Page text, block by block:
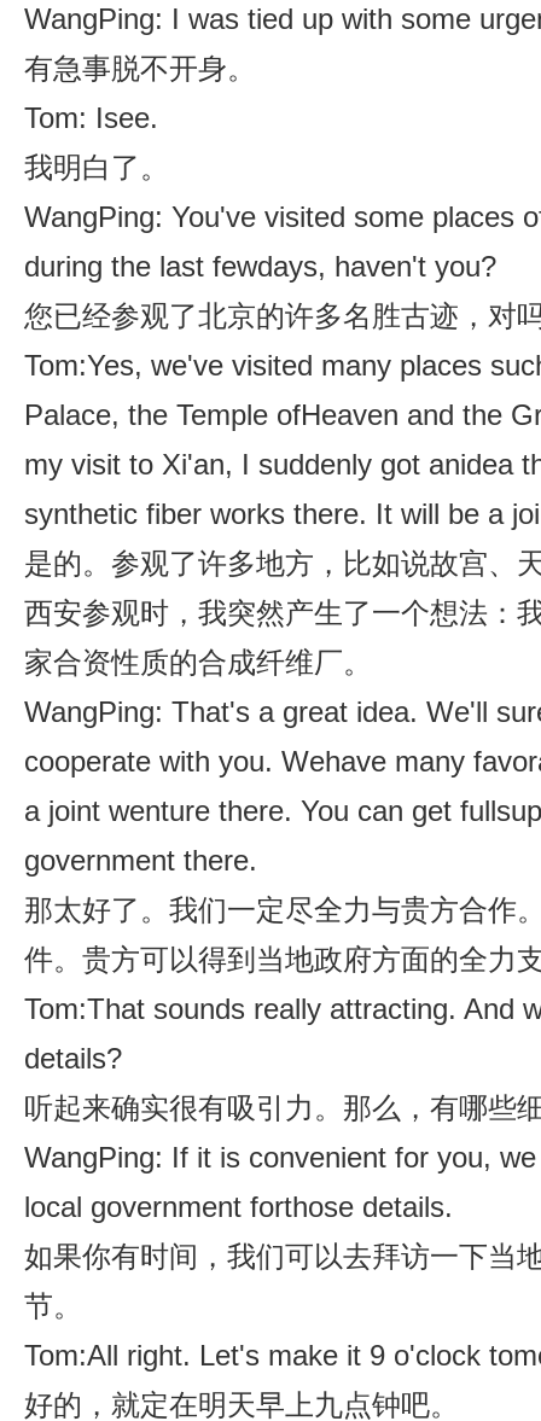
WangPing: I was tied up with some
有急事脱不开身。
Tom: Isee.
我明白了。
WangPing: You've visited some places
during the last fewdays, haven't you?
您已经参观了北京的许多名胜古迹，对
Tom:Yes, we've visited many places
Palace, the Temple ofHeaven and the
my visit to Xi'an, I suddenly got anidea
synthetic fiber works there. It will be a
是的。参观了许多地方，比如说故宫、
西安参观时，我突然产生了一个想法：
家合资性质的合成纤维厂。
WangPing: That's a great idea. We'll
cooperate with you. Wehave many
a joint wenture there. You can get
government there.
那太好了。我们一定尽全力与贵方合作
件。贵方可以得到当地政府方面的全力
Tom:That sounds really attracting. And
details?
听起来确实很有吸引力。那么，有哪些
WangPing: If it is convenient for you,
local government forthose details.
如果你有时间，我们可以去拜访一下当
节。
Tom:All right. Let's make it 9 o'clock
好的，就定在明天早上九点钟吧。